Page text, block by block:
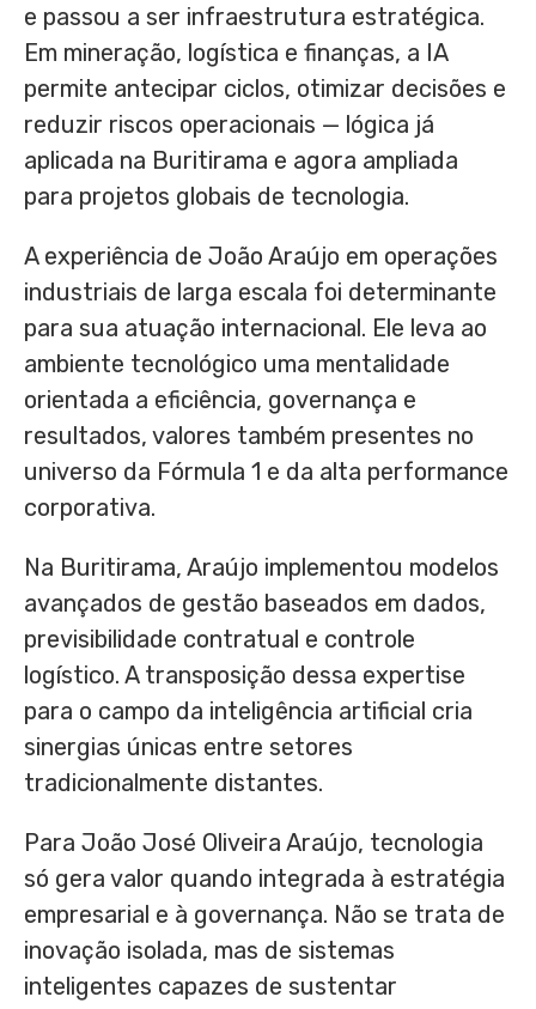
e passou a ser infraestrutura estratégica.
Em mineração, logística e finanças, a IA
permite antecipar ciclos, otimizar decisões e
reduzir riscos operacionais — lógica já
aplicada na Buritirama e agora ampliada
para projetos globais de tecnologia.
A experiência de João Araújo em operações
industriais de larga escala foi determinante
para sua atuação internacional. Ele leva ao
ambiente tecnológico uma mentalidade
orientada a eficiência, governança e
resultados, valores também presentes no
universo da Fórmula 1 e da alta performance
corporativa.
Na Buritirama, Araújo implementou modelos
avançados de gestão baseados em dados,
previsibilidade contratual e controle
logístico. A transposição dessa expertise
para o campo da inteligência artificial cria
sinergias únicas entre setores
tradicionalmente distantes.
Para João José Oliveira Araújo, tecnologia
só gera valor quando integrada à estratégia
empresarial e à governança. Não se trata de
inovação isolada, mas de sistemas
inteligentes capazes de sustentar